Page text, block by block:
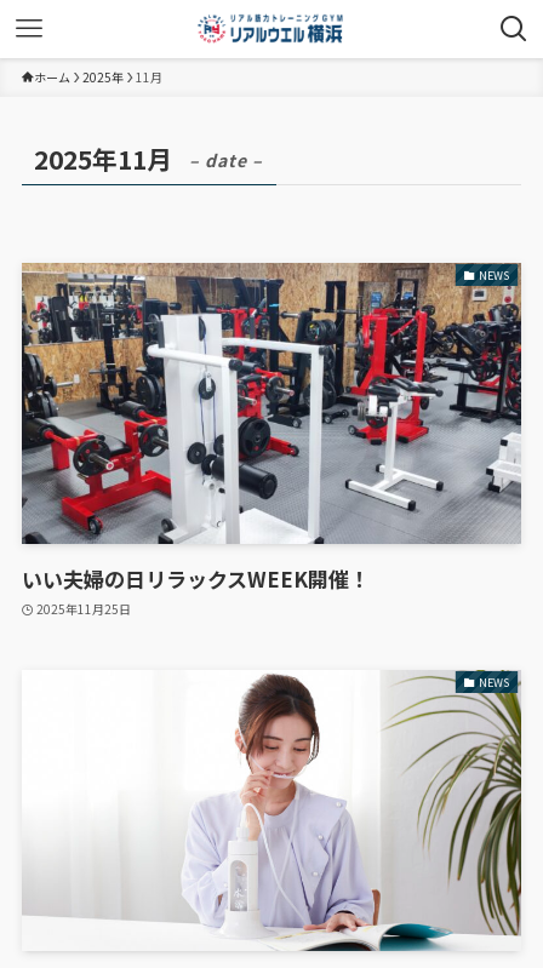
ホーム 2025年 11月
2025年11月 – date –
NEWS
いい夫婦の日リラックスWEEK開催！
2025年11月25日
NEWS